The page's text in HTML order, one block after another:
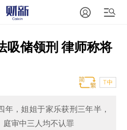
吸储领刑 律师称将
T中
年，姐姐于家乐获刑三年半，
庭审中三人均不认罪